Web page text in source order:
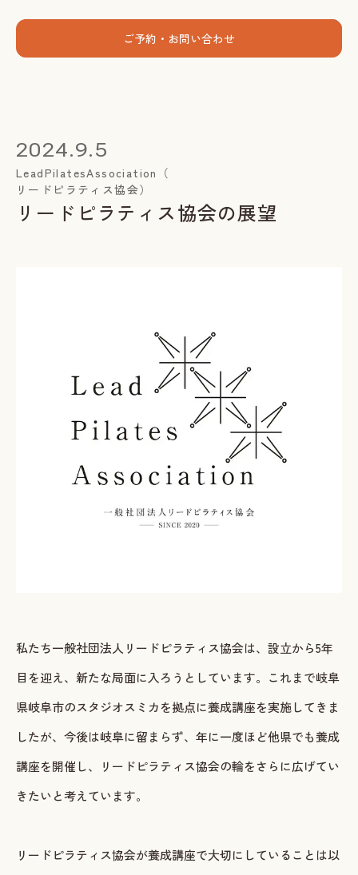
出張グループレッスン
指導者養成講座
ご予約・お問い合わせ
LINEで予約・相談する
tel. 080-3628-1771
Instagram LINE
ご予約・お問い合わせ
2024.9.5
LeadPilatesAssociation（
リードピラティス協会）
リードピラティス協会の展望
私たち一般社団法人リードピラティス協会は、設立から5年
目を迎え、新たな局面に入ろうとしています。これまで岐阜
県岐阜市のスタジオスミカを拠点に養成講座を実施してきま
したが、今後は岐阜に留まらず、年に一度ほど他県でも養成
講座を開催し、リードピラティス協会の輪をさらに広げてい
きたいと考えています。
リードピラティス協会が養成講座で大切にしていることは以